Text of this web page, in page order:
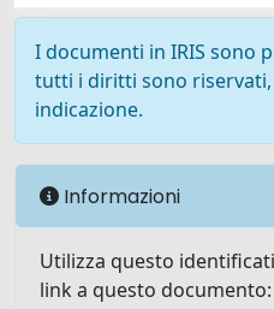
I documenti in IRIS sono
tutti i diritti sono riservati,
indicazione.
Informazioni
Utilizza questo
link a questo documento: